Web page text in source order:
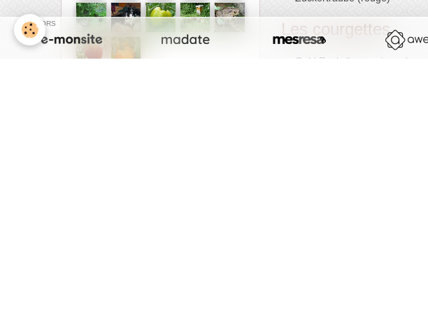
Les courgettes
Gold Rush (longue jaune)
SPONSORS